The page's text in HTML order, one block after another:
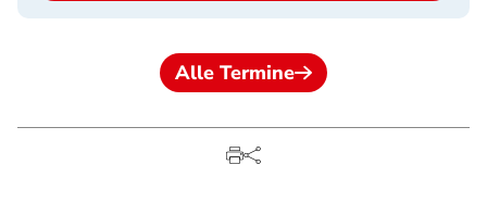
Alle Termine